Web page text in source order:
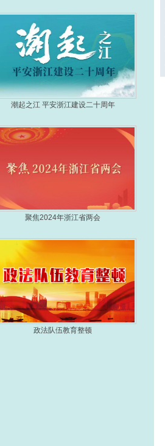
潮起之江 平安浙江建设二十周年
聚焦2024年浙江省两会
政法队伍教育整顿